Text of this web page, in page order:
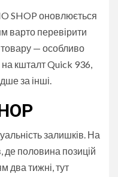
SHOP оновлюється
варто перевірити
товару — особливо
кшталт Quick 936,
за інші.
залишків. На
де половина позицій
два тижні, тут